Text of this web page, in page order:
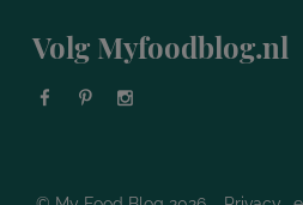
Volg Myfoodblog.nl